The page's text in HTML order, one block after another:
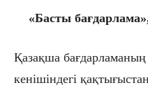
«Басты
Қазақша
кенішіндегі